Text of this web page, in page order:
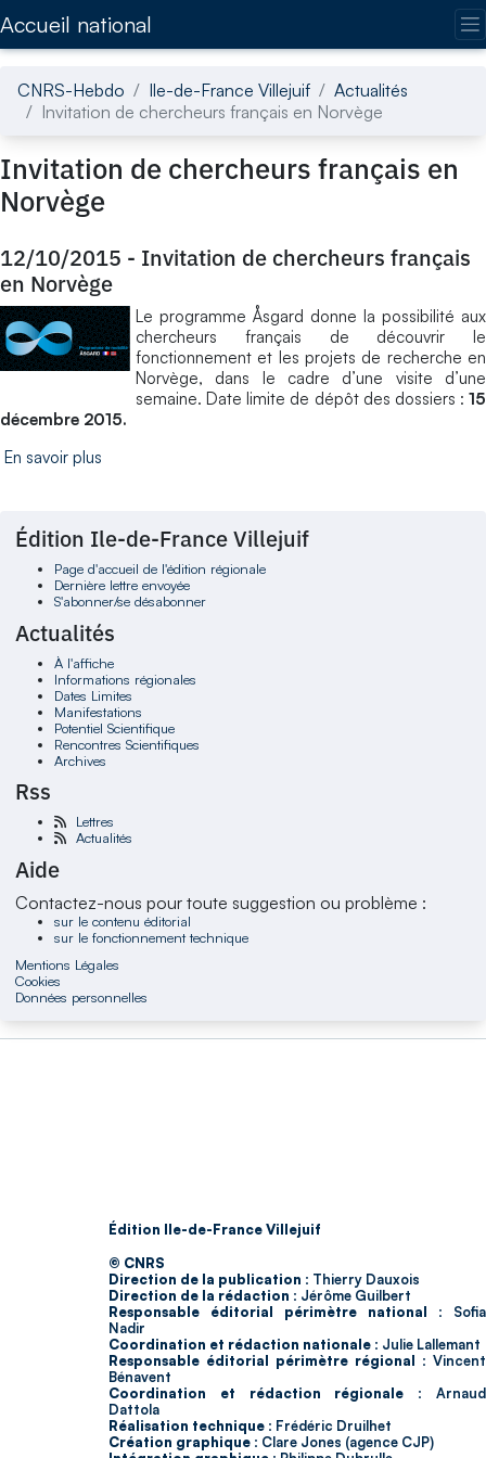
Accueil national
CNRS-Hebdo Ile-de-France Villejuif
Actualités
Invitation de chercheurs français en Norvège
Invitation de chercheurs français en
Norvège
12/10/2015 - Invitation de chercheurs français
en Norvège
Le programme Åsgard donne la possibilité aux
chercheurs français de découvrir le
fonctionnement et les projets de recherche en
Norvège, dans le cadre d’une visite d’une
semaine. Date limite de dépôt des dossiers : 15
décembre 2015.
En savoir plus
Édition Ile-de-France Villejuif
Page d'accueil de l'édition régionale
Dernière lettre envoyée
S'abonner/se désabonner
Actualités
À l'affiche
Informations régionales
Dates Limites
Manifestations
Potentiel Scientifique
Rencontres Scientifiques
Archives
Rss
Lettres
Actualités
Aide
Contactez-nous pour toute suggestion ou problème :
sur le contenu éditorial
sur le fonctionnement technique
Mentions Légales
Cookies
Données personnelles
Édition Ile-de-France Villejuif
© CNRS
Direction de la publication : Thierry Dauxois
Direction de la rédaction : Jérôme Guilbert
Responsable éditorial périmètre national : Sofia
Nadir
Coordination et rédaction nationale : Julie Lallemant
Responsable éditorial périmètre régional : Vincent
Bénavent
Coordination et rédaction régionale : Arnaud
Dattola
Réalisation technique : Frédéric Druilhet
Création graphique : Clare Jones (agence CJP)